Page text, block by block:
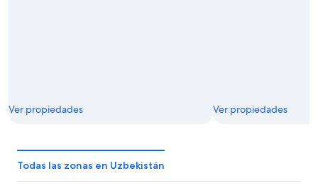
Ver propiedades Ver propiedades
Todas las zonas en Uzbekistán